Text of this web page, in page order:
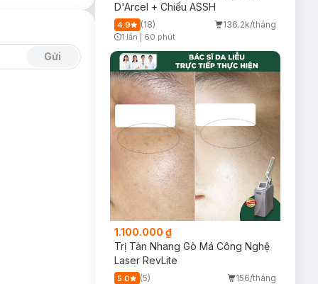
Gửi
D'Arcel + Chiếu ASSH
4.9 (18) 136.2k/tháng
1 lần 60 phút
1.100.000 ₫
Trị Tàn Nhang Gò Má Công Nghệ
Laser RevLite
5.0 (5) 156/tháng